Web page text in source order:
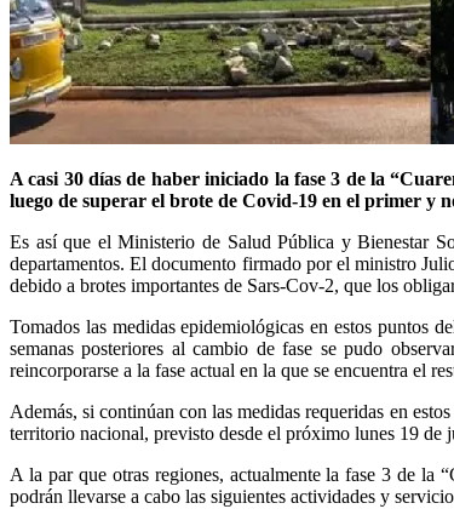
A casi 30 días de haber iniciado la fase 3 de la
luego de superar el brote de Covid-19 en el primer y
Es así que el Ministerio de Salud Pública y Bienestar
departamentos. El documento firmado por el ministro
debido a brotes importantes de Sars-Cov-2, que los
Tomados las medidas epidemiológicas en estos puntos
semanas posteriores al cambio de fase se pudo
reincorporarse a la fase actual en la que se encuentra el
Además, si continúan con las medidas requeridas en
territorio nacional, previsto desde el próximo lunes 19 de
A la par que otras regiones, actualmente la fase 3 de la
podrán llevarse a cabo las siguientes actividades y